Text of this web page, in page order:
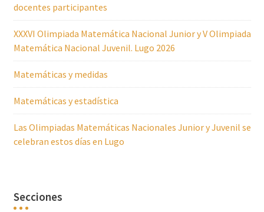
docentes participantes
XXXVI Olimpiada Matemática Nacional Junior y V Olimpiada
Matemática Nacional Juvenil. Lugo 2026
Matemáticas y medidas
Matemáticas y estadística
Las Olimpiadas Matemáticas Nacionales Junior y Juvenil se
celebran estos días en Lugo
Secciones